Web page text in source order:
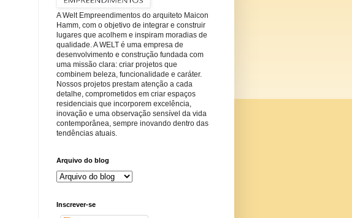
A Welt Empreendimentos do arquiteto Maicon
Hamm, com o objetivo de integrar e construir
lugares que acolhem e inspiram moradias de
qualidade. A WELT é uma empresa de
desenvolvimento e construção fundada com
uma missão clara: criar projetos que
combinem beleza, funcionalidade e caráter.
Nossos projetos prestam atenção a cada
detalhe, comprometidos em criar espaços
residenciais que incorporem excelência,
inovação e uma observação sensível da vida
contemporânea, sempre inovando dentro das
tendências atuais.
Arquivo do blog
Inscrever-se